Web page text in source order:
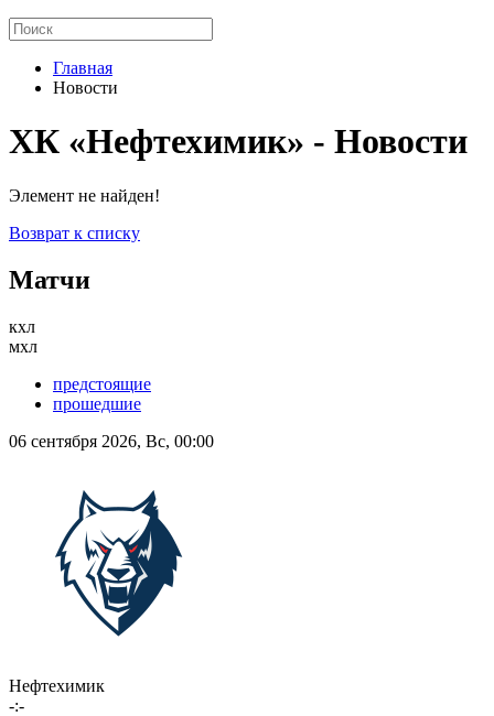
Главная
Новости
ХК «Нефтехимик» - Новости
Элемент не найден!
Возврат к списку
Матчи
кхл
мхл
предстоящие
прошедшие
06 сентября 2026, Вс, 00:00
Нефтехимик
-:-